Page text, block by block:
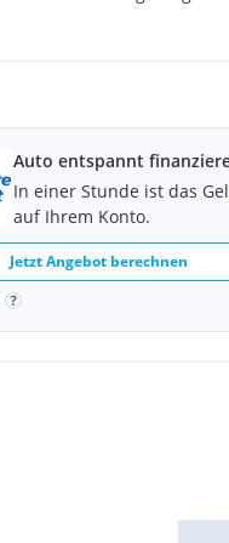
Auto entspannt
In einer Stunde ist das
auf Ihrem Konto.
Jetzt Angebot berechnen